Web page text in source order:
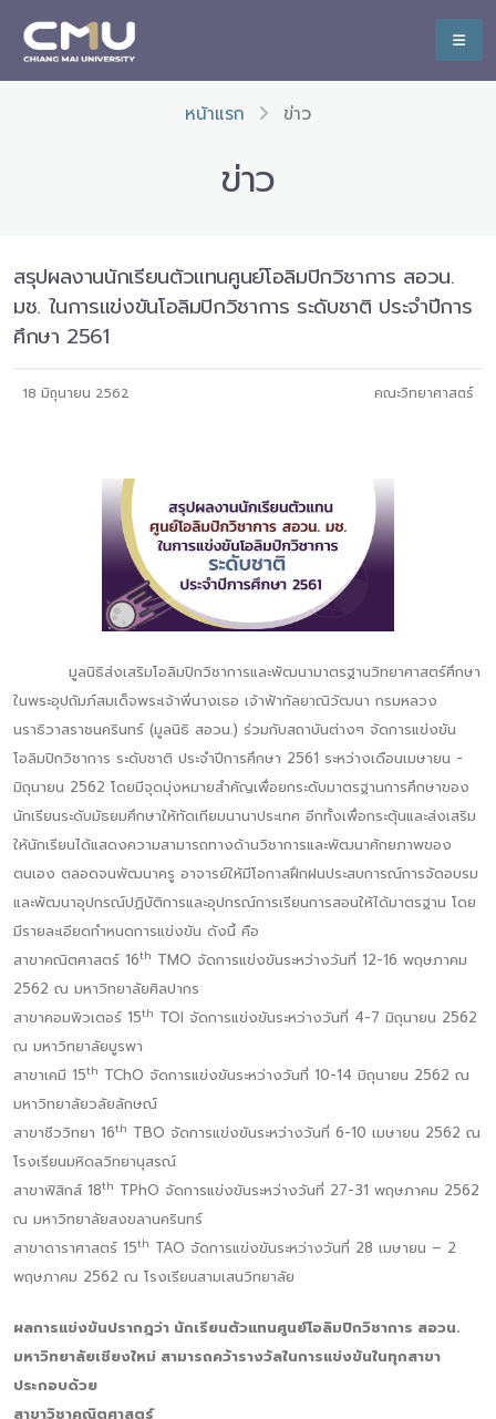
หน้าแรก ข่าว
ข่าว
สรุปผลงานนักเรียนตัวแทนศูนย์โอลิมปิกวิชาการ สอวน.
มช. ในการแข่งขันโอลิมปิกวิชาการ ระดับชาติ ประจำปีการ
ศึกษา 2561
18 มิถุนายน 2562 คณะวิทยาศาสตร์
มูลนิธิส่งเสริมโอลิมปิกวิชาการและพัฒนามาตรฐานวิทยาศาสตร์ศึกษา
ในพระอุปถัมภ์สมเด็จพระเจ้าพี่นางเธอ เจ้าฟ้ากัลยาณิวัฒนา กรมหลวง
นราธิวาสราชนครินทร์ (มูลนิธิ สอวน.) ร่วมกับสถาบันต่างๆ จัดการแข่งขัน
โอลิมปิกวิชาการ ระดับชาติ ประจำปีการศึกษา 2561 ระหว่างเดือนเมษายน -
มิถุนายน 2562 โดยมีจุดมุ่งหมายสำคัญเพื่อยกระดับมาตรฐานการศึกษาของ
นักเรียนระดับมัธยมศึกษาให้ทัดเทียมนานาประเทศ อีกทั้งเพื่อกระตุ้นและส่งเสริม
ให้นักเรียนได้แสดงความสามารถทางด้านวิชาการและพัฒนาศักยภาพของ
ตนเอง ตลอดจนพัฒนาครู อาจารย์ให้มีโอกาสฝึกฝนประสบการณ์การจัดอบรม
และพัฒนาอุปกรณ์ปฏิบัติการและอุปกรณ์การเรียนการสอนให้ได้มาตรฐาน โดย
มีรายละเอียดกำหนดการแข่งขัน ดังนี้ คือ
สาขาคณิตศาสตร์ 16th TMO จัดการแข่งขันระหว่างวันที่ 12-16 พฤษภาคม
2562 ณ มหาวิทยาลัยศิลปากร
สาขาคอมพิวเตอร์ 15th TOI จัดการแข่งขันระหว่างวันที่ 4-7 มิถุนายน 2562
ณ มหาวิทยาลัยบูรพา
สาขาเคมี 15th TChO จัดการแข่งขันระหว่างวันที่ 10-14 มิถุนายน 2562 ณ
มหาวิทยาลัยวลัยลักษณ์
สาขาชีววิทยา 16th TBO จัดการแข่งขันระหว่างวันที่ 6-10 เมษายน 2562 ณ
โรงเรียนมหิดลวิทยานุสรณ์
สาขาฟิสิกส์ 18th TPhO จัดการแข่งขันระหว่างวันที่ 27-31 พฤษภาคม 2562
ณ มหาวิทยาลัยสงขลานครินทร์
สาขาดาราศาสตร์ 15th TAO จัดการแข่งขันระหว่างวันที่ 28 เมษายน – 2
พฤษภาคม 2562 ณ โรงเรียนสามเสนวิทยาลัย
ผลการแข่งขันปรากฎว่า นักเรียนตัวแทนศูนย์โอลิมปิกวิชาการ สอวน.
มหาวิทยาลัยเชียงใหม่ สามารถคว้ารางวัลในการแข่งขันในทุกสาขา
ประกอบด้วย
สาขาวิชาคณิตศาสตร์